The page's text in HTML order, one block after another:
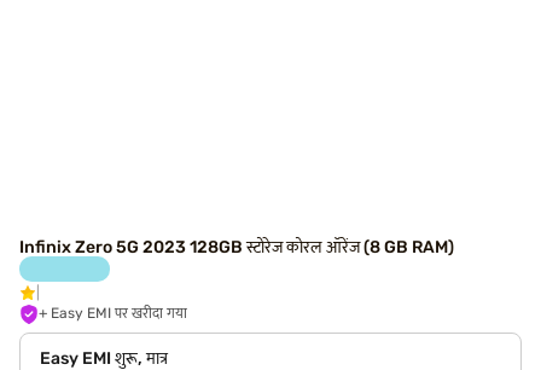
Infinix Zero 5G 2023 128GB स्टोरेज कोरल ऑरेंज (8 GB RAM)
+ Easy EMI पर खरीदा गया
Easy EMI शुरू, मात्र